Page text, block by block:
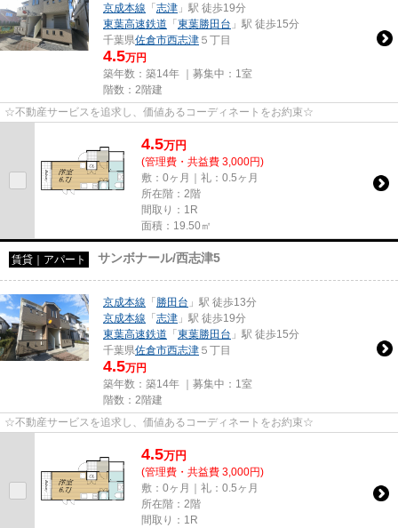
京成本線 「志津 」駅 徒歩19分
東葉高速鉄道 「東葉勝田台 」駅 徒歩15分
千葉県佐倉市西志津 ５丁目
4.5万円
築年数：築14年 ｜募集中： 1室
階数：2階建
☆不動産サービスを追求し、価値あるコーディネートをお約束☆
4.5万円
(管理費・共益費 3,000円)
敷：0ヶ月｜礼：0.5ヶ月
所在階：2階
間取り：1R
面積：19.50㎡
賃貸｜アパート サンボナール/西志津5
京成本線 「勝田台 」駅 徒歩13分
京成本線 「志津 」駅 徒歩19分
東葉高速鉄道 「東葉勝田台 」駅 徒歩15分
千葉県佐倉市西志津 ５丁目
4.5万円
築年数：築14年 ｜募集中： 1室
階数：2階建
☆不動産サービスを追求し、価値あるコーディネートをお約束☆
4.5万円
(管理費・共益費 3,000円)
敷：0ヶ月｜礼：0.5ヶ月
所在階：2階
間取り：1R